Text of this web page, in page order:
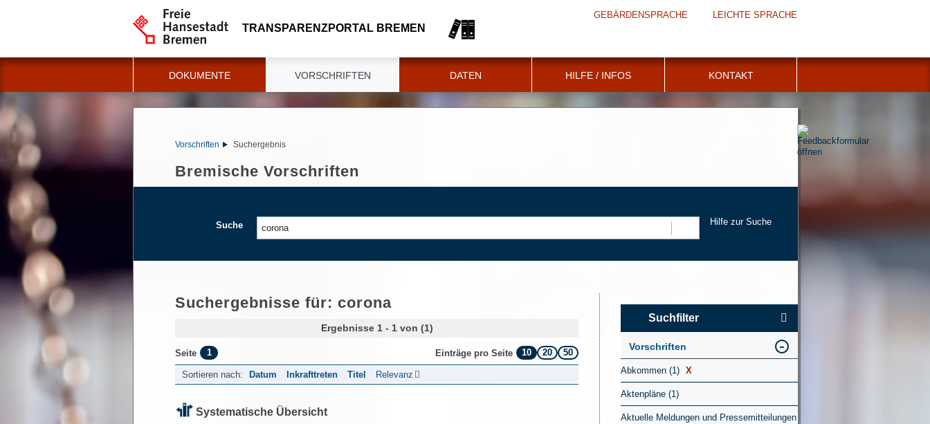
TRANSPARENZPORTAL BREMEN
GEBÄRDENSPRACHE LEICHTE SPRACHE
DOKUMENTE VORSCHRIFTEN DATEN HILFE / INFOS KONTAKT
Vorschriften Suchergebnis
Bremische Vorschriften
Suche
Hilfe zur Suche
Suchergebnisse für: corona
Ergebnisse 1 - 1 von (1)
Seite 1 Einträge pro Seite 10 20 50
Sortieren nach: Datum Inkrafttreten Titel Relevanz
Systematische Übersicht
Suchfilter
Vorschriften
Abkommen (1) X
Aktenpläne (1)
Aktuelle Meldungen und Pressemitteilungen